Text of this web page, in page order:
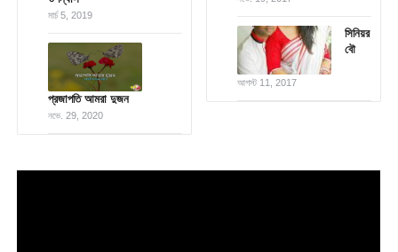
মার্চ 5, 2019
প্রজাপতি আমরা দুজন
নভে. 29, 2020
সিনিয়র
বৌ
আগস্ট 11, 2017